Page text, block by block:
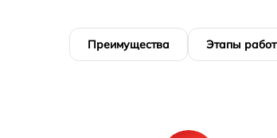
Преимущества Этапы работ